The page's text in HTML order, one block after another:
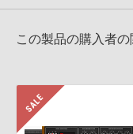
きます際には、NTFS
いただく必要がござい
知らせするメールの2
ます説明に沿って、
サンプルパック製品
報
この製品の購入者